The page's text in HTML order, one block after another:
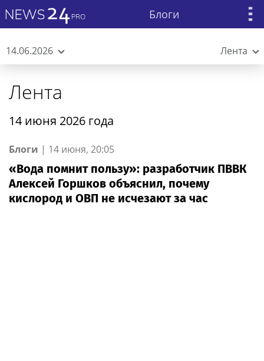
Блоги
14.06.2026 Лента
Лента
14 июня 2026 года
Блоги | 14 июня, 20:05
«Вода помнит пользу»: разработчик ПВВК
Алексей Горшков объяснил, почему
кислород и ОВП не исчезают за час